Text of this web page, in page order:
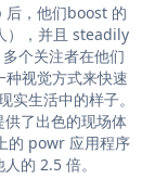
，他们boost 的
），并且 steadily
个关注者在他们
视觉方式来快速
生活中的样子。
了出色的现场体
的 powr 应用程序
的 2.5 倍。